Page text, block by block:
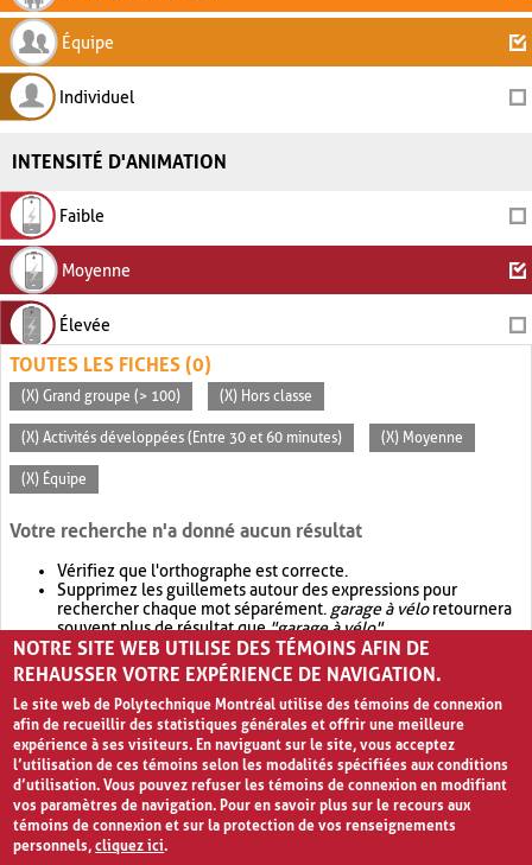
Équipe
Individuel
INTENSITÉ D'ANIMATION
Faible
Moyenne
Élevée
TOUTES LES FICHES (0)
(X) Grand groupe (> 100) (X) Hors classe
(X) Activités développées (Entre 30 et 60 minutes) (X) Moyenne
(X) Équipe
Votre recherche n'a donné aucun résultat
Vérifiez que l'orthographe est correcte.
Supprimez les guillemets autour des expressions pour
rechercher chaque mot séparément. garage à véloretournera
souvent plus de résultat que"garage à vélo".
Envisagez d'élargir votre recherche avec OR.garage OR vélo
retournera souvent plus de résultat quegarage à vélo
NOTRE SITE WEB UTILISE DES TÉMOINS AFIN DE
REHAUSSER VOTRE EXPÉRIENCE DE NAVIGATION.
Le site web de Polytechnique Montréal utilise des témoins de connexion
afin de recueillir des statistiques générales et offrir une meilleure
expérience à ses visiteurs. En naviguant sur le site, vous acceptez
l’utilisation de ces témoins selon les modalités spécifiées aux conditions
d’utilisation. Vous pouvez refuser les témoins de connexion en modifiant
vos paramètres de navigation. Pour en savoir plus sur le recours aux
témoins de connexion et sur la protection de vos renseignements
personnels,cliquez ici.